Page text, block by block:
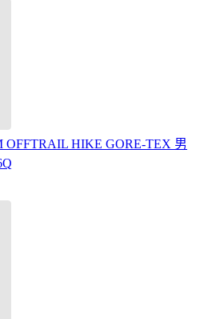
OFFTRAIL HIKE GORE-TEX 男